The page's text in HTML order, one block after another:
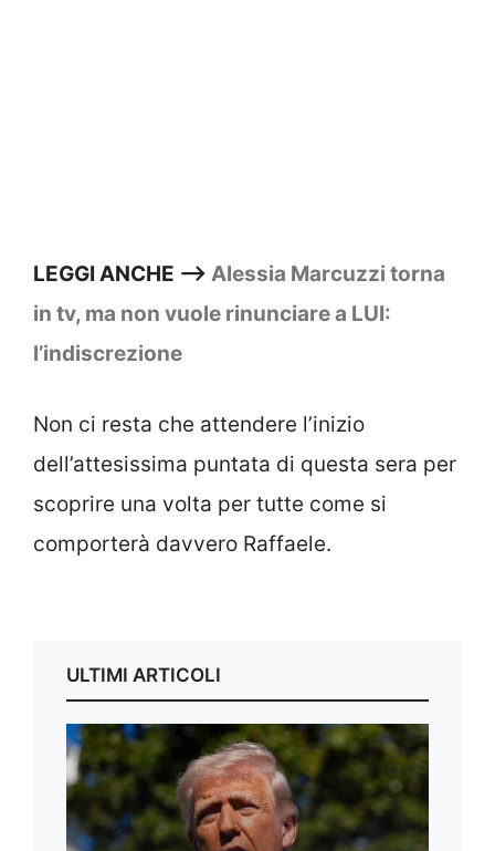
LEGGI ANCHE –> Alessia Marcuzzi torna
in tv, ma non vuole rinunciare a LUI:
l’indiscrezione
Non ci resta che attendere l’inizio
dell’attesissima puntata di questa sera per
scoprire una volta per tutte come si
comporterà davvero Raffaele.
ULTIMI ARTICOLI